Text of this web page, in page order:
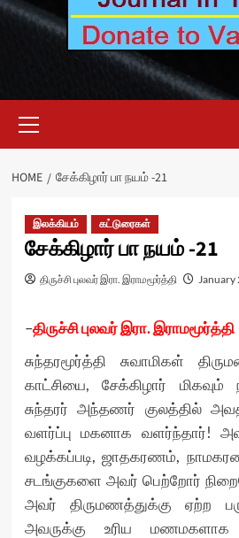
Menu
HOME சேக்கிழார் பா நயம் -21
இலக்கியம் கட்டுரைகள்
சேக்கிழார் பா நயம் -21
திருச்சி புலவர் இரா. இராமமூர்த்தி January
–திருச்சி புலவர் இரா. இராமமூர்த்தி
சுந்தரமூர்த்தி சுவாமிகள்
காட்சியை, சேக்கிழார் மிகவும்
சுந்தரர் அந்தணர் குலத்தில்
வளர்ப்பு மகனாக வளர்ந்தார்!
வழக்கப்படி, ஜாதகரணம்,
சடங்குகளை அவர் பெற்றோர்
அவர் திருமணத்துக்கு ஏற்ற
அவருக்கு உரிய மணமகளாக